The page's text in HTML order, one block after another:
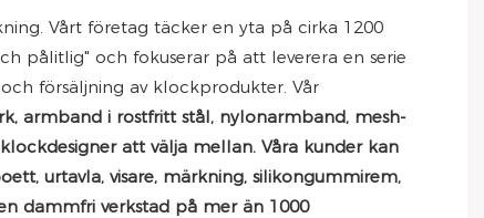
Vårt företag täcker en yta på cirka 1200
pålitlig" och fokuserar på att leverera en serie
försäljning av klockprodukter. Vår
armband i rostfritt stål, nylonarmband, mesh-
att välja mellan. Våra kunder kan
urtavla, visare, märkning, silikongummirem,
dammfri verkstad på mer än 1000